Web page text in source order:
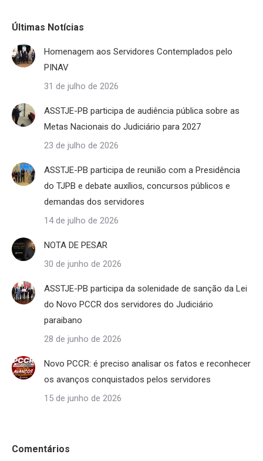
Últimas Notícias
Homenagem aos Servidores Contemplados pelo
PINAV
31 de julho de 2026
ASSTJE-PB participa de audiência pública sobre as
Metas Nacionais do Judiciário para 2027
23 de julho de 2026
ASSTJE-PB participa de reunião com a Presidência
do TJPB e debate auxílios, concursos públicos e
demandas dos servidores
14 de julho de 2026
NOTA DE PESAR
30 de junho de 2026
ASSTJE-PB participa da solenidade de sanção da Lei
do Novo PCCR dos servidores do Judiciário
paraibano
28 de junho de 2026
Novo PCCR: é preciso analisar os fatos e reconhecer
os avanços conquistados pelos servidores
15 de junho de 2026
Comentários